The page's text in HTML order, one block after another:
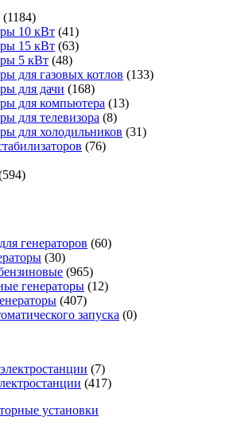
(1184)
10 кВт (41)
15 кВт (63)
5 кВт (48)
для газовых котлов (133)
для дачи (168)
для компьютера (13)
для телевизора (8)
для холодильников (31)
(76)
генераторов (60)
(30)
(965)
генераторы (12)
(407)
запуска (0)
(7)
(417)
установки